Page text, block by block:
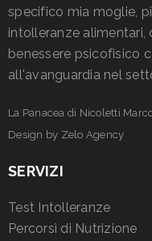
specifico mia moglie,
intolleranze
benessere psicofisico
all'avanguardia nel
La Panacea di Nicoletti
Design by Zelo Agency
SERVIZI
Test Intolleranze
Percorsi di Nutrizione